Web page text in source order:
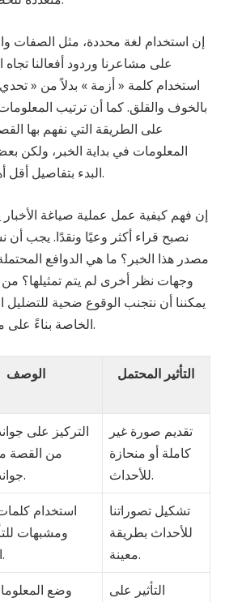
إن استخدام لغة محددة، مثل الصفات
على مشاعرنا وردود أفعالنا
استخدام كلمة « أزمة » بدلاً من «
بالخوف والقلق. كما أن ترتيب
على الطريقة التي نفهم بها
المعلومات في بداية الخبر، ولكن
البدء بتفاصيل أقل أهمية لجذب انتباه القارئ.
إن فهم كيفية عمل عملية صياغة
نصبح قراء أكثر وعيًا ونقدًا. يجب أن
مصدر هذا الخبر؟ ما هي الدوافع
وجهات نظر أخرى لم يتم تمثيلها؟
يمكننا أن نتجنب الوقوع ضحية للتضليل
الخاصة بناءً على معلومات دقيقة وموثوقة.
الوصف التأثير المحتمل
التركيز على
من القصة
جوانب أخرى.
تقديم صورة غير
كاملة أو منحازة
للأحداث.
استخدام
ومشبهات
المشاعر.
تشكيل تصوراتنا
للأحداث بطريقة
معينة.
وضع
التأثير على